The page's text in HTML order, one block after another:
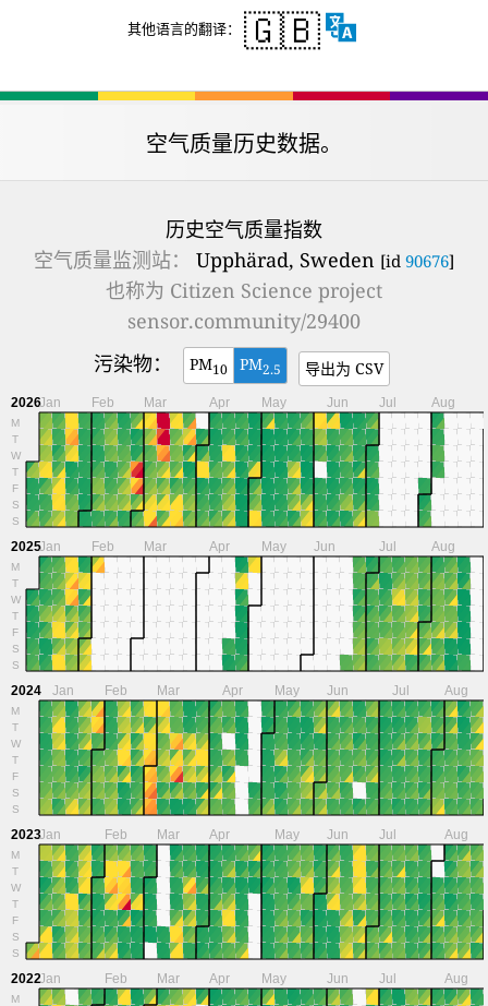
其他语言的翻译： 🇬🇧
空气质量历史数据。
历史空气质量指数
空气质量监测站：
Upphärad, Sweden [id 90676]
也称为 Citizen Science project
sensor.community/29400
污染物：
PM10 PM2.5 导出为 CSV
2026
M
T
W
T
F
S
S
Jan Feb Mar Apr May Jun Jul Aug
2025
M
T
W
T
F
S
S
Jan Feb Mar Apr May Jun Jul Aug
2024
M
T
W
T
F
S
S
Jan Feb Mar Apr May Jun Jul Aug
2023
M
T
W
T
F
S
S
Jan Feb Mar Apr May Jun Jul Aug
2022
M
Jan Feb Mar Apr May Jun Jul Aug